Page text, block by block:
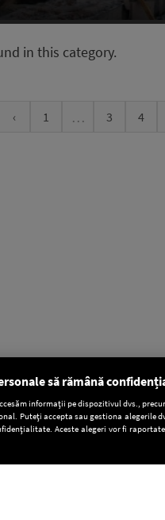
in this category.
‹ 1 … 3 4
să rămână
informații pe dispozitivul dvs.,
Puteți accepta sau gestiona alegerile
Aceste alegeri vor fi